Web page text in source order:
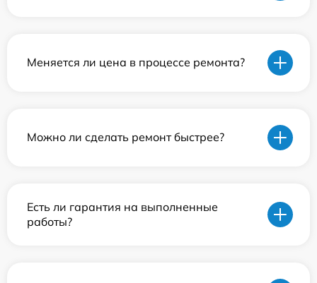
Меняется ли цена в процессе ремонта?
Можно ли сделать ремонт быстрее?
Есть ли гарантия на выполненные
работы?